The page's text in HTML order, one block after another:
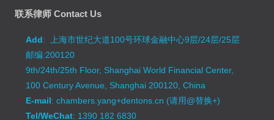
联系律师 Contact Us
Add: 上海市世纪大道100号环球金融中心9层/24层/25层
邮编:200120
9th/24th/25th Floor, Shanghai World Financial Center,
100 Century Avenue, Shanghai 200120, China
E-mail: chambers.yang+dentons.cn (请用@替换+)
Tel/WeChat: 1390 182 6830